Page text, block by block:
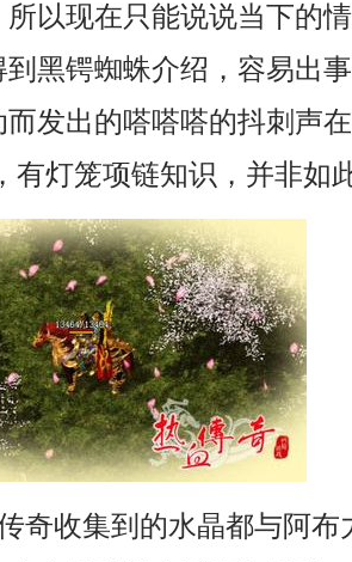
所以现在只能说说当下的
到黑锷蜘蛛介绍，容易出
而发出的嗒嗒嗒的抖刺声
有灯笼项链知识，并非如
奇收集到的水晶都与阿布